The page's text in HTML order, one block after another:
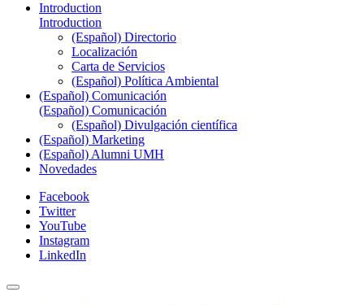
Introduction
Introduction
(Español) Directorio
Localización
Carta de Servicios
(Español) Política Ambiental
(Español) Comunicación
(Español) Comunicación
(Español) Divulgación científica
(Español) Marketing
(Español) Alumni UMH
Novedades
Facebook
Twitter
YouTube
Instagram
LinkedIn